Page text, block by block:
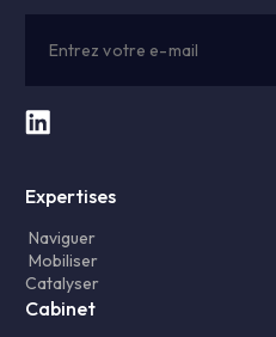
Expertises
Naviguer
Mobiliser
Catalyser
Cabinet